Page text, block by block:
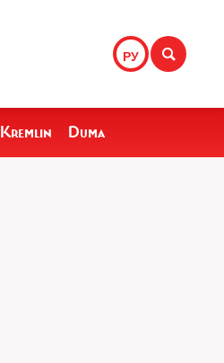
РУ
Kremlin Duma